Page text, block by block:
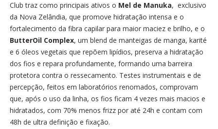
Club traz como principais ativos o Mel de Manuka, exclusivo
da Nova Zelândia, que promove hidratação intensa e o
fortalecimento da fibra capilar para maior maciez e brilho, e o
ButterOil Complex, um blend de manteigas de manga, karité
e 6 óleos vegetais que repõem lipídios, preserva a hidratação
dos fios e repara profundamente, formando uma barreira
protetora contra o ressecamento. Testes instrumentais e de
percepção, feitos em laboratórios renomados, comprovam
que, após o uso da linha, os fios ficam 4 vezes mais macios e
hidratados, com 70% menos frizz por até 24h e contam com
48h de ultra definição e fixação.